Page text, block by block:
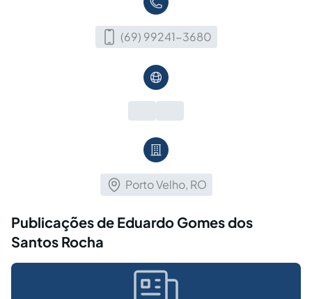
(69) 99241-3680
Porto Velho, RO
Publicações de Eduardo Gomes dos
Santos Rocha